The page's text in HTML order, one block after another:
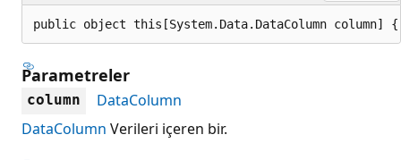
public object this[System.Data.DataColumn
Parametreler
column
DataColumn
DataColumn Verileri içeren bir.